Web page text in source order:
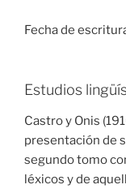
Fecha de
Estudios
Castro y Onis
presentación de
segundo tomo
léxicos y de